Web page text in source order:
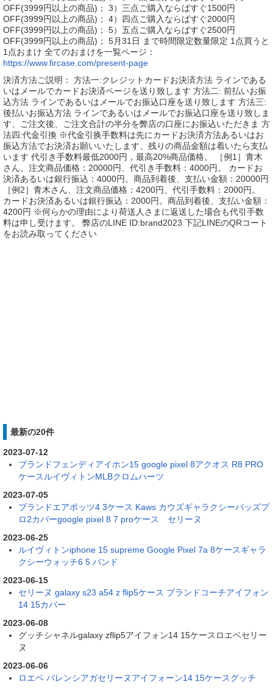
OFF(3999円以上の商品)； 3）三点ご購入ならばすぐ1500円
OFF(3999円以上の商品)； 4）四点ご購入ならばすぐ2000円
OFF(3999円以上の商品)； 5）五点ご購入ならばすぐ2500円
OFF(3999円以上の商品)； 5月31日 まで時間限定数量限定 1点買うと
1点おまけ 全てのおまけを一覧ページ：
https://www.fircase.com/present-page
決済方法ご説明： 方法一:クレジットカードお決済方法 ラインである
いはメールでカードお決済ページを送り致します 方法二: 前払いお振
込方法 ラインであるいはメールでお振込口座を送り致します 方法三:
後払いお振込方法 ラインであるいはメールでお振込口座を送り致しま
す、ご注文後、ご注文合計の半分を弊店の口座にお振込いただきま 方
法四:代金引換 ※代金引换手数料は先にカードお決済方法あるいはお
振込方法でお決済お願いいたします、残りの商品金額は着いたら支払
います 代引き手数料最低2000円，最高20%商品価格。 ［例1］青木
さん、注文商品価格：20000円、代引き手数料：4000円。 カードお
決済あるいは銀行振込：4000円。商品到着後、支払い金額：20000円
［例2］青木さん、注文商品価格：4200円、代引手数料：2000円。
カードお決済あるいは銀行振込：2000円。商品到着後、支払い金額：
4200円 ※何らかの理由により荷送人さまに返送した場合も代引手数
料は申し受けます。 弊店のLINE ID:brand2023 下記LINEのQRコート
をお読み取ってください
最新の20件
2023-07-12
ブランドフェンディアイホン15 google pixel 8アクオス R8 PRO
ケースルイヴィトンMLBクロムハーツ
2023-07-05
ブランドエアポッツ4 3ケース Kaws カウズギャラクシーバッズプ
ロ2カバーgoogle pixel 8 7 proケース セリーヌ
2023-06-25
ルイヴィトンiphone 15 supreme Google Pixel 7a 8ケースギャラ
クシーウォッチ6 5 バンド
2023-06-15
セリーヌ galaxy s23 a54 z flip5ケース ブランドコーチアイフォン
14 15カバー
2023-06-08
グッチシャネルgalaxy zflip5アイフォン14 15ケースロエベセリー
ヌ
2023-06-06
ロエベ バレンシアガセリーヌアイフォーン14 15ケースグッチ